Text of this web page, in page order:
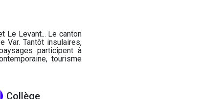
Le Levant... Le canton
Var. Tantôt insulaires,
participent à
tourisme
Collège